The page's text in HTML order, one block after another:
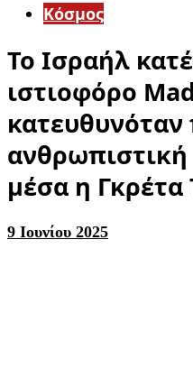
Κόσμος
Το Ισραήλ
ιστιοφόρο
κατευθυνόταν
μέσα η
9 Ιουνίου 2025